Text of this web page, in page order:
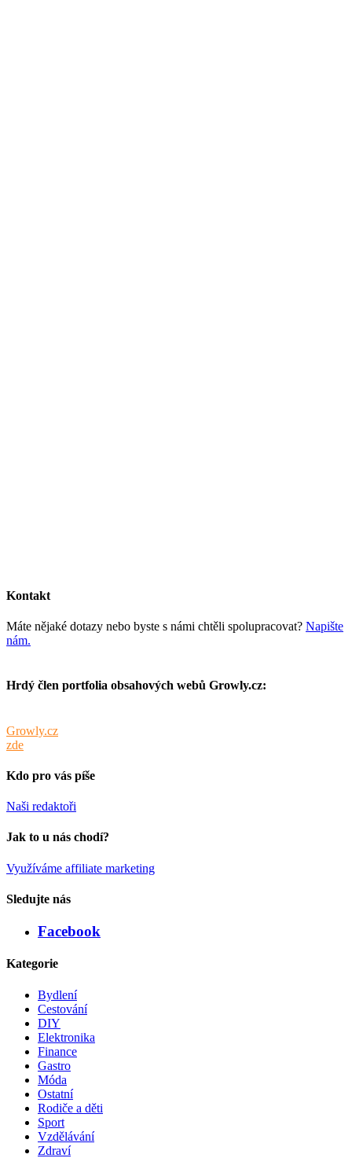
Kontakt
Máte nějaké dotazy nebo byste s námi chtěli spolupracovat? Napište
nám.
Hrdý člen portfolia obsahových webů Growly.cz:
Growly.cz
zde
Kdo pro vás píše
Naši redaktoři
Jak to u nás chodí?
Využíváme affiliate marketing
Sledujte nás
Facebook
Kategorie
Bydlení
Cestování
DIY
Elektronika
Finance
Gastro
Móda
Ostatní
Rodiče a děti
Sport
Vzdělávání
Zdraví